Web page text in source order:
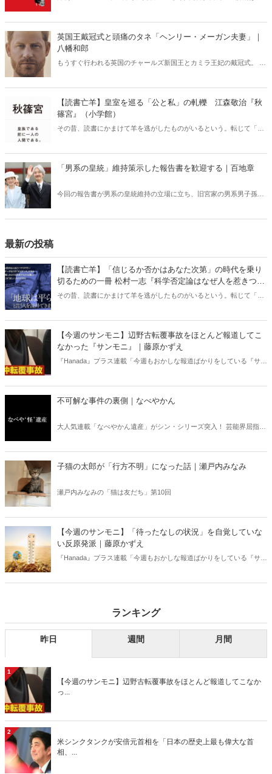
英国王戴冠式と頭痛のタネ「ヘンリー・メーガン夫妻」｜
八幡和郎
もうすぐ行われる英国のチャールズ新国王とカミラ王妃の戴冠式。 英
【読書亡羊】皇室を巡る「公と私」の軋轢 江森敬治『秋
篠宮』（小学館）
その昔、読書にかまけて羊を逃がしたものがいるという。転じて「読
ある。元月刊『Hanada』編集部員のライター・梶原がお送りする週末
書評！
「男系の皇統」維持策示した報告書を歓迎する｜百地章
今回の報告書が男系の皇統維持の立場に立ち、旧宮家の男系男子孫を
最新の投稿
【読書亡羊】「信じるか否かはあなた次第」の時代を乗り
切るための一冊 松村一志『科学否定論はなぜ人を惹きつけ
るのか』（ちくま新書）｜梶原麻衣子
その昔、読書にかまけて羊を逃がしたものがいるという。転じて「読
ある。元月刊『Hanada』編集部員のライター・梶原がお送りする時事
書評！
【今週のサンモニ】辺野古転覆事故をほとんど報道してこ
なかった『サンモニ』｜藤原かずえ
『Hanada』プラス連載「今週もおかしな報道ばかりをしている『サン
不可解な事件の裏側｜なべやかん
大人気連載「なべやかん遺産」がシン・シリーズ突入！ 芸能界屈指の
信じるか信じないかは、あなた次第！ 芸能ニュース
子猫の太郎が「行方不明」になった話｜瀬戸内みなみ
瀬戸内みなみの「猫は友だち」第10回
【今週のサンモニ】「待ったなしの状況」を自覚していな
い反原発派｜藤原かずえ
『Hanada』プラス連載「今週もおかしな報道ばかりをしている『サン
ランキング
昨日 週間 月間
1
【今週のサンモニ】辺野古転覆事故をほとんど報道してこなか
っ...
2
米シンクタンクが安倍元首相を「日本の歴史上最も偉大な首
相、...